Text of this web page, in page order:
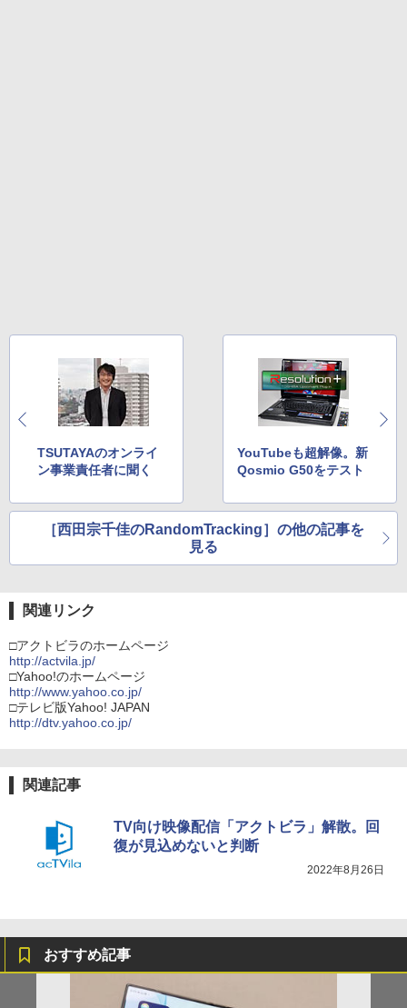
TSUTAYAのオンライ
ン事業責任者に聞く
YouTubeも超解像。新
Qosmio G50をテスト
［西田宗千佳のRandomTracking］の他の記事を
見る
関連リンク
□アクトビラのホームページ
http://actvila.jp/
□Yahoo!のホームページ
http://www.yahoo.co.jp/
□テレビ版Yahoo! JAPAN
http://dtv.yahoo.co.jp/
関連記事
TV向け映像配信「アクトビラ」解散。回
復が見込めないと判断
2022年8月26日
おすすめ記事